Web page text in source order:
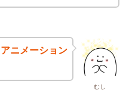
むし
アニメーション